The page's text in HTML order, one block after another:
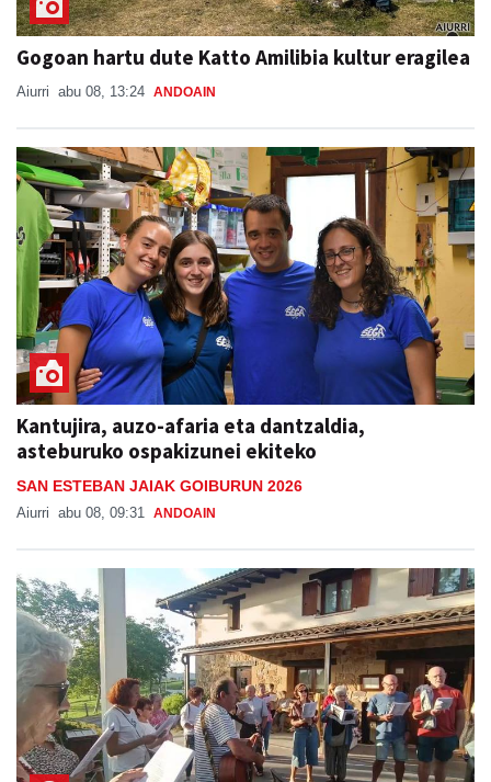
Gogoan hartu dute Katto Amilibia kultur eragilea
Aiurri abu 08, 13:24 ANDOAIN
Kantujira, auzo-afaria eta dantzaldia,
asteburuko ospakizunei ekiteko
SAN ESTEBAN JAIAK GOIBURUN 2026
Aiurri abu 08, 09:31 ANDOAIN